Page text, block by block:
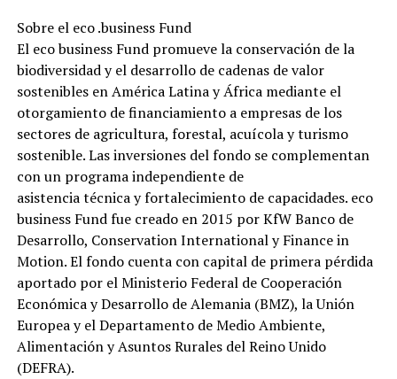
Sobre el eco .business Fund
El eco business Fund promueve la conservación de la
biodiversidad y el desarrollo de cadenas de valor
sostenibles en América Latina y África mediante el
otorgamiento de financiamiento a empresas de los
sectores de agricultura, forestal, acuícola y turismo
sostenible. Las inversiones del fondo se complementan
con un programa independiente de
asistencia técnica y fortalecimiento de capacidades. eco
business Fund fue creado en 2015 por KfW Banco de
Desarrollo, Conservation International y Finance in
Motion. El fondo cuenta con capital de primera pérdida
aportado por el Ministerio Federal de Cooperación
Económica y Desarrollo de Alemania (BMZ), la Unión
Europea y el Departamento de Medio Ambiente,
Alimentación y Asuntos Rurales del Reino Unido
(DEFRA).